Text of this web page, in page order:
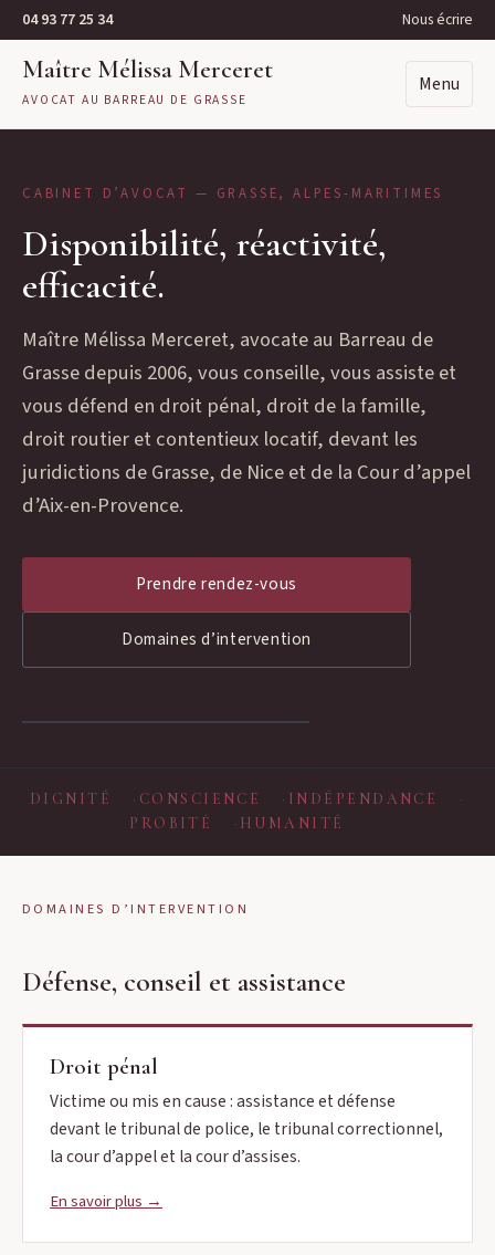
04 93 77 25 34 Nous écrire
Maître Mélissa Merceret
AVOCAT AU BARREAU DE GRASSE
Menu
CABINET D’AVOCAT — GRASSE, ALPES-MARITIMES
Disponibilité, réactivité,
efficacité.
Maître Mélissa Merceret, avocate au Barreau de
Grasse depuis 2006, vous conseille, vous assiste et
vous défend en droit pénal, droit de la famille,
droit routier et contentieux locatif, devant les
juridictions de Grasse, de Nice et de la Cour d’appel
d’Aix-en-Provence.
Prendre rendez-vous
Domaines d’intervention
DIGNITÉ CONSCIENCE
INDÉPENDANCE
PROBITÉ
HUMANITÉ
DOMAINES D’INTERVENTION
Défense, conseil et assistance
Droit pénal
Victime ou mis en cause : assistance et défense
devant le tribunal de police, le tribunal correctionnel,
la cour d’appel et la cour d’assises.
En savoir plus →